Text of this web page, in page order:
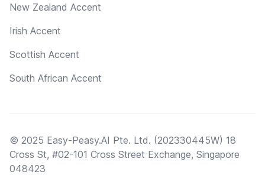
New Zealand Accent
Irish Accent
Scottish Accent
South African Accent
© 2025 Easy-Peasy.AI Pte. Ltd. (202330445W) 18
Cross St, #02-101 Cross Street Exchange, Singapore
048423